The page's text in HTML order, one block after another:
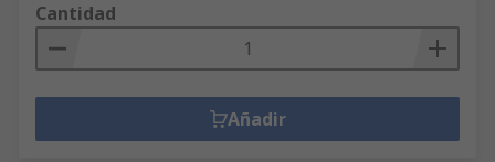
Cantidad
Añadir